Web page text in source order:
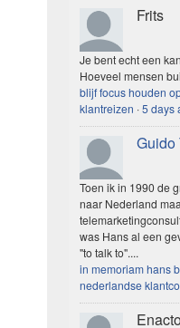
Frits
Je bent echt een
Hoeveel mensen
blijf focus houden
klantreizen ·5 days
Guido
Toen ik in 1990 de
naar Nederland
was Hans al een
"to talk to"....
in memoriam hans
nederlandse